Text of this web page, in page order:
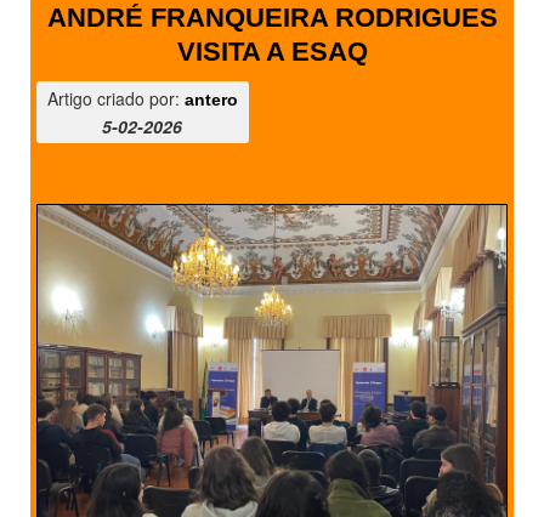
ANDRÉ FRANQUEIRA RODRIGUES
VISITA A ESAQ
Artigo criado por: antero
5-02-2026